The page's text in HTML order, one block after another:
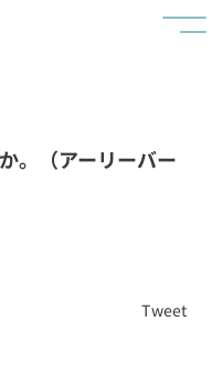
。（アーリーバー
Tweet